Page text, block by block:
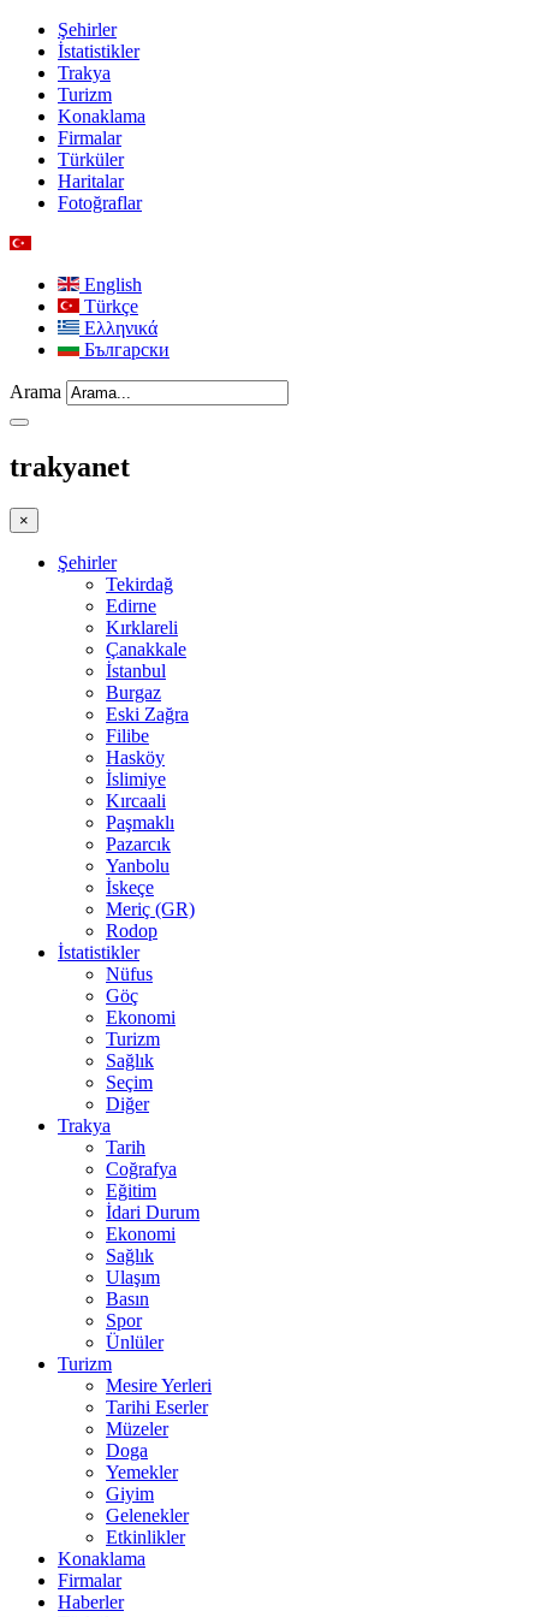
Şehirler
İstatistikler
Trakya
Turizm
Konaklama
Firmalar
Türküler
Haritalar
Fotoğraflar
English
Türkçe
Ελληνικά
Български
Arama
trakyanet
×
Şehirler
Tekirdağ
Edirne
Kırklareli
Çanakkale
İstanbul
Burgaz
Eski Zağra
Filibe
Hasköy
İslimiye
Kırcaali
Paşmaklı
Pazarcık
Yanbolu
İskeçe
Meriç (GR)
Rodop
İstatistikler
Nüfus
Göç
Ekonomi
Turizm
Sağlık
Seçim
Diğer
Trakya
Tarih
Coğrafya
Eğitim
İdari Durum
Ekonomi
Sağlık
Ulaşım
Basın
Spor
Ünlüler
Turizm
Mesire Yerleri
Tarihi Eserler
Müzeler
Doga
Yemekler
Giyim
Gelenekler
Etkinlikler
Konaklama
Firmalar
Haberler